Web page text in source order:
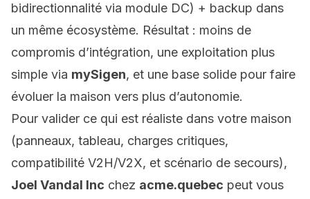
bidirectionnalité via module DC) + backup dans
un même écosystème. Résultat : moins de
compromis d’intégration, une exploitation plus
simple via mySigen, et une base solide pour faire
évoluer la maison vers plus d’autonomie.
Pour valider ce qui est réaliste dans votre maison
(panneaux, tableau, charges critiques,
compatibilité V2H/V2X, et scénario de secours),
Joel Vandal Inc chez acme.quebec peut vous